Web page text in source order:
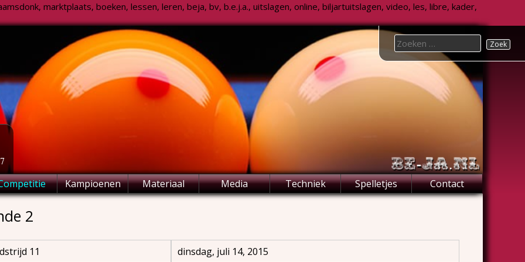
marktplaats, boeken, lessen, leren, beja, bv, b.e.j.a., uitslagen, online, biljartuitslagen, video, les, libre, kader,
Kampioenen Materiaal Media Techniek Spelletjes Contact
Search
for:
2
11
dinsdag, juli 14, 2015